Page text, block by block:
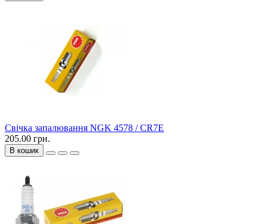
Свічка запалювання NGK 4578 / CR7E
205.00 грн.
В кошик